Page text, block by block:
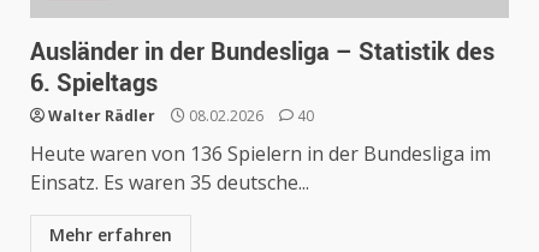
Ausländer in der Bundesliga – Statistik des
6. Spieltags
Walter Rädler 08.02.2026 40
Heute waren von 136 Spielern in der Bundesliga im
Einsatz. Es waren 35 deutsche...
Mehr erfahren